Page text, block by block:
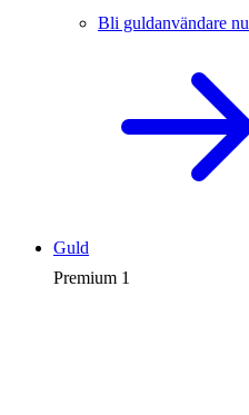
Premium 1
Guld
Bli guldanvändare nu